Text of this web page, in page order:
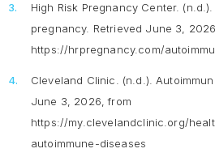
High Risk Pregnancy Center. (n.d.).
pregnancy. Retrieved June 3,
https://hrpregnancy.com/
Cleveland Clinic. (n.d.).
June 3, 2026, from
https://my.clevelandclinic.org/
autoimmune-diseases